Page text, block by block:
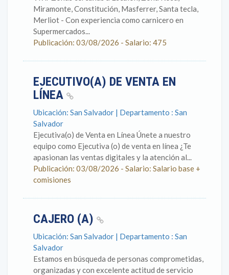
Miramonte, Constitución, Masferrer, Santa tecla,
Merliot - Con experiencia como carnicero en
Supermercados...
Publicación: 03/08/2026 - Salario: 475
EJECUTIVO(A) DE VENTA EN
LÍNEA
Ubicación: San Salvador | Departamento : San
Salvador
Ejecutiva(o) de Venta en Línea Únete a nuestro
equipo como Ejecutiva (o) de venta en línea ¿Te
apasionan las ventas digitales y la atención al...
Publicación: 03/08/2026 - Salario: Salario base +
comisiones
CAJERO (A)
Ubicación: San Salvador | Departamento : San
Salvador
Estamos en búsqueda de personas comprometidas,
organizadas y con excelente actitud de servicio